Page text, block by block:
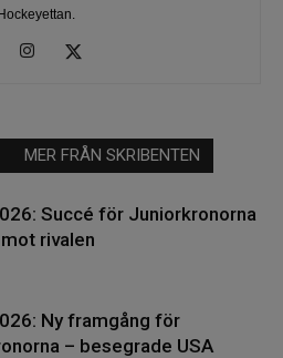
Hockeyettan.
MER FRÅN SKRIBENTEN
Succé för Juniorkronorna
rivalen
Ny framgång för
– besegrade USA